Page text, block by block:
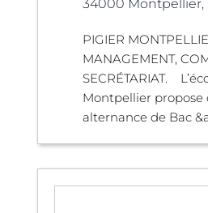
34000 Montpellier,
PIGIER
MANAGEMENT,
SECRÉTARIAT.
Montpellier propose
alternance de Bac